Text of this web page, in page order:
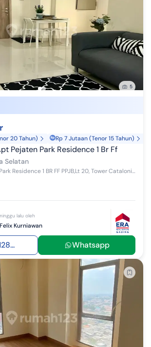
5
20 Tahun) Rp 7 Jutaan (Tenor 15 Tahun)
Pejaten Park Residence 1 Br Ff
Selatan
Dijual Apt Pejaten Park Residence 1 BR FF PPJB,Lt 20, Tower Catalonia LB 41,58 m2, Selatan KT/KM 1/1 Full furnished IPL/bln 1,2 jt
lalu oleh
Kurniawan
Whatsapp